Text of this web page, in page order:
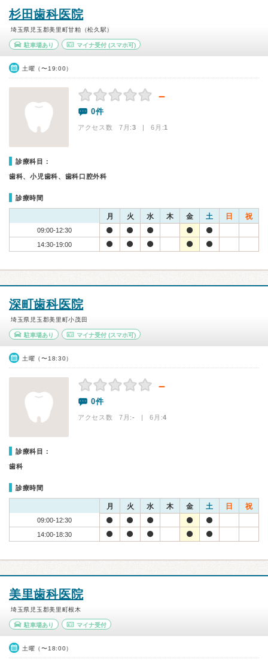
杉田歯科医院
埼玉県児玉郡美里町甘粕（松久駅）
駐車場あり マイナ受付(スマホ可)
土曜（〜19:00）
－
0件
アクセス数 7月:3 | 6月:1
診療科目：
歯科、小児歯科、歯科口腔外科
診療時間
月 火 水 木 金 土 日 祝
09:00-12:30
14:30-19:00
深町歯科医院
埼玉県児玉郡美里町小茂田
駐車場あり マイナ受付(スマホ可)
土曜（〜18:30）
－
0件
アクセス数 7月:- | 6月:4
診療科目：
歯科
診療時間
月 火 水 木 金 土 日 祝
09:00-12:30
14:00-18:30
美里歯科医院
埼玉県児玉郡美里町根木
駐車場あり マイナ受付
土曜（〜18:00）